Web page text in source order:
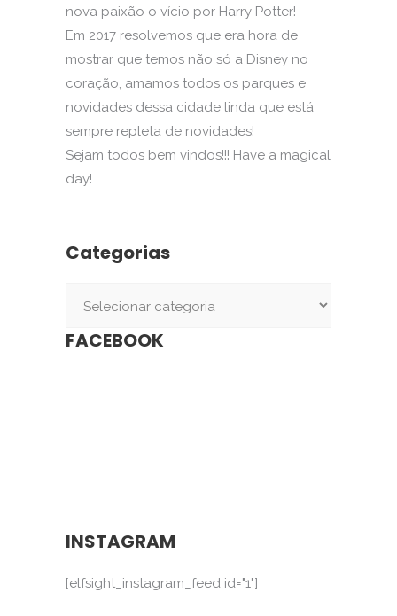
nova paixão o vício por Harry Potter!
Em 2017 resolvemos que era hora de
mostrar que temos não só a Disney no
coração, amamos todos os parques e
novidades dessa cidade linda que está
sempre repleta de novidades!
Sejam todos bem vindos!!! Have a magical
day!
Categorias
FACEBOOK
INSTAGRAM
[elfsight_instagram_feed id="1"]